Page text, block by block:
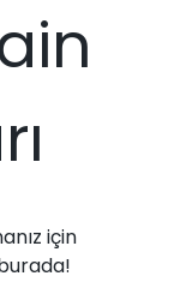
için